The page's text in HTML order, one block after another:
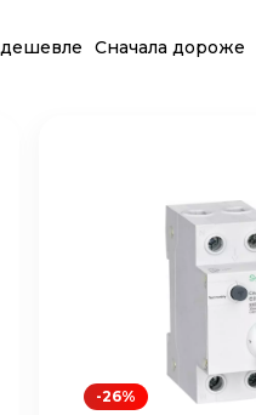
Сначала дороже
-26%